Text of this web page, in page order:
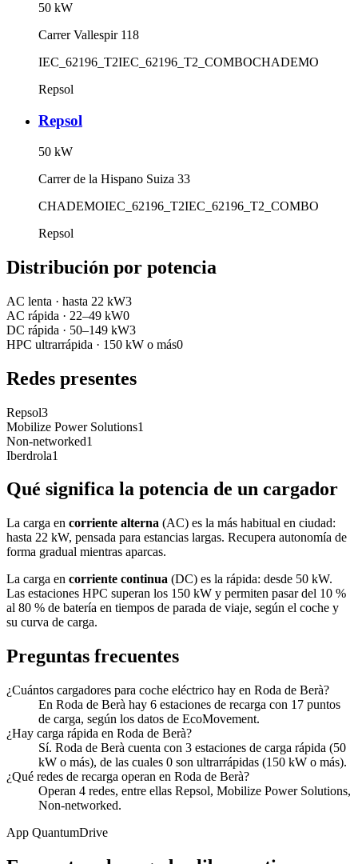
50 kW
Carrer Vallespir 118
IEC_62196_T2IEC_62196_T2_COMBOCHADEMO
Repsol
Repsol
50 kW
Carrer de la Hispano Suiza 33
CHADEMOIEC_62196_T2IEC_62196_T2_COMBO
Repsol
Distribución por potencia
AC lenta · hasta 22 kW3
AC rápida · 22–49 kW0
DC rápida · 50–149 kW3
HPC ultrarrápida · 150 kW o más0
Redes presentes
Repsol3
Mobilize Power Solutions1
Non-networked1
Iberdrola1
Qué significa la potencia de un cargador
La carga en corriente alterna (AC) es la más habitual en ciudad:
hasta 22 kW, pensada para estancias largas. Recupera autonomía de
forma gradual mientras aparcas.
La carga en corriente continua (DC) es la rápida: desde 50 kW.
Las estaciones HPC superan los 150 kW y permiten pasar del 10 %
al 80 % de batería en tiempos de parada de viaje, según el coche y
su curva de carga.
Preguntas frecuentes
¿Cuántos cargadores para coche eléctrico hay en Roda de Berà?
En Roda de Berà hay 6 estaciones de recarga con 17 puntos
de carga, según los datos de EcoMovement.
¿Hay carga rápida en Roda de Berà?
Sí. Roda de Berà cuenta con 3 estaciones de carga rápida (50
kW o más), de las cuales 0 son ultrarrápidas (150 kW o más).
¿Qué redes de recarga operan en Roda de Berà?
Operan 4 redes, entre ellas Repsol, Mobilize Power Solutions,
Non-networked.
App QuantumDrive